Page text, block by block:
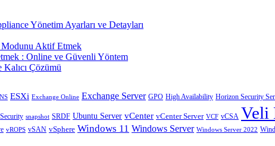
Yönetim Ayarları ve Detayları
Modunu Aktif Etmek
: Online ve Güvenli Yöntem
Çözümü
ESXi Exchange Online Exchange Server GPO High Availability Horizon Security
Security snapshot SRDF Ubuntu Server vCenter vCenter Server VCF vCSA Veli
vROPS vSAN vSphere Windows 11 Windows Server Windows Server 2022